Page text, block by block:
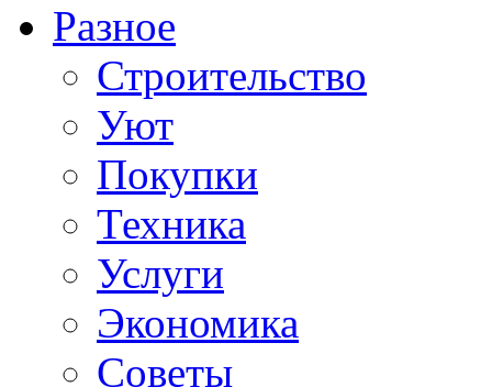
Разное
Строительство
Уют
Покупки
Техника
Услуги
Экономика
Советы